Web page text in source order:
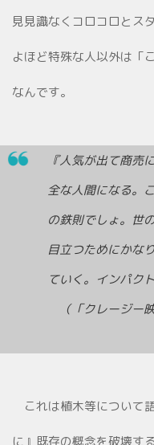
見見識なくコロコロとス
よほど特殊な人以外は「
なんです。
『人気が出て商売
全な人間になる。
の鉄則でしょ。世
目立つためにかな
ていく。インパク
（「クレージー
これは植木等について
に』既存の概念を破壊す